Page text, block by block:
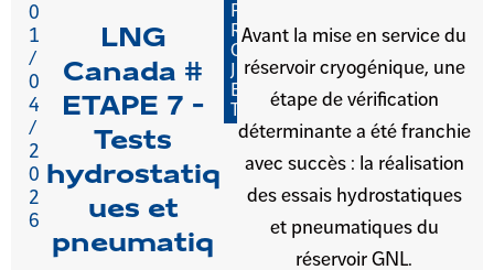
0
1
/
0
4
/
2
0
2
6
LNG
Canada #
ETAPE 7 -
Tests
hydrostatiq
ues et
pneumatiq
P
R
O
J
E
T
Avant la mise en service du
réservoir cryogénique, une
étape de vérification
déterminante a été franchie
avec succès : la réalisation
des essais hydrostatiques
et pneumatiques du
réservoir GNL.